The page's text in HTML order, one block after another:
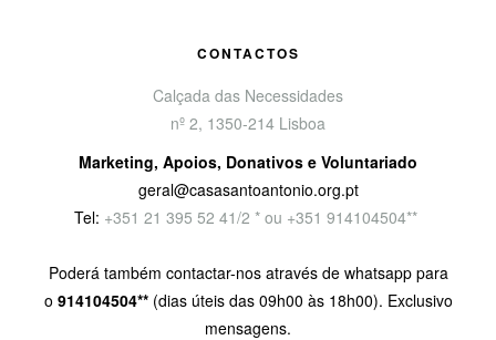
CONTACTOS
Calçada das Necessidades
nº 2, 1350-214 Lisboa
Marketing, Apoios, Donativos e Voluntariado
geral@casasantoantonio.org.pt
Tel: +351 21 395 52 41/2 * ou +351 914104504**
Poderá também contactar-nos através de whatsapp para
o 914104504** (dias úteis das 09h00 às 18h00). Exclusivo
mensagens.